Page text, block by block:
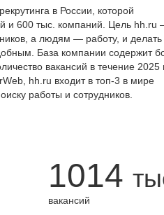
в России, которой
и 600 тыс. компаний. Цель hh.ru
а людям — работу, и делать
База компании содержит
вакансий в течение 2025
hh.ru входит в топ-3 в мире
работы и сотрудников.
1014
вакансий